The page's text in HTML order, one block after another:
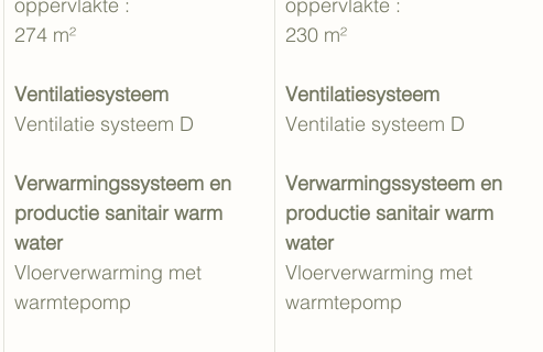
274 m²
Ventilatiesysteem
Ventilatie systeem D
Verwarmingssysteem en
productie sanitair warm
water
Vloerverwarming met
warmtepomp
230 m²
Ventilatiesysteem
Ventilatie systeem D
Verwarmingssysteem en
productie sanitair warm
water
Vloerverwarming met
warmtepomp